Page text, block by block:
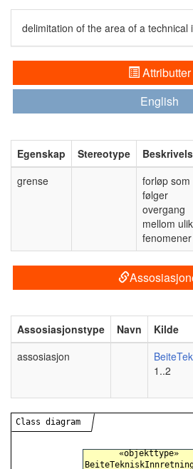
delimitation of the area of a technical
Attributter
English
Egenskap Stereotype
grense
forløp som
følger
overgang
mellom
fenomener
Assosiasjonstype Navn Kilde
assosiasjon
1..2